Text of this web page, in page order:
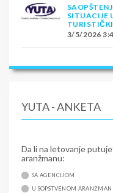
SITUACIJE
3/5/2026
YUTA - ANKETA
Da li na letovanje
aranžmanu:
SA AGENCIJOM
U SOPSTVENOM